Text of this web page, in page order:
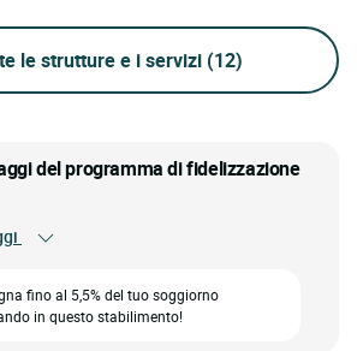
le strutture e i servizi (12)
del programma di fidelizzazione
fino al 5,5% del tuo soggiorno
in questo stabilimento!